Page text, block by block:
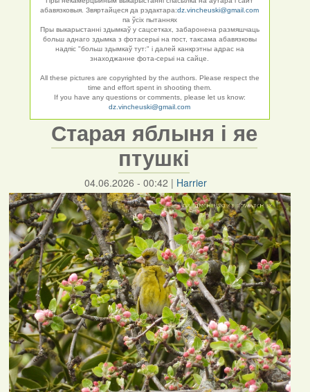
абавязковыя. Звяртайцеся да рэдактара:dz.vincheuski@gmail.com
па ўсіх пытаннях
Пры выкарыстанні здымкаў у сацсетках, забаронена размяшчаць
больш аднаго здымка з фотасерыі на пост, таксама абавязковы
надпіс "больш здымкаў тут:" і далей канкрэтны адрас на
знаходжанне фота-серыі на сайце.
All these pictures are copyrighted by the authors. Please respect the
time and effort spent in shooting them.
If you have any questions or comments, please let us know:
dz.vincheuski@gmail.com
Старая яблыня і яе
птушкі
04.06.2026 - 00:42 | Harrier